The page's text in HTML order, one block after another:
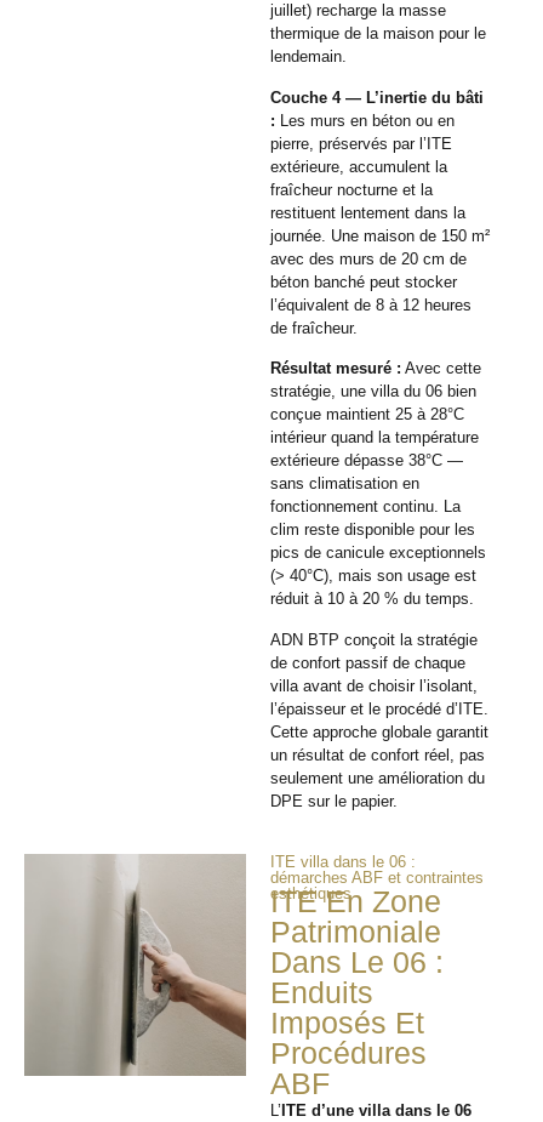
juillet) recharge la masse
thermique de la maison pour le
lendemain.
Couche 4 — L’inertie du bâti
: Les murs en béton ou en
pierre, préservés par l’ITE
extérieure, accumulent la
fraîcheur nocturne et la
restituent lentement dans la
journée. Une maison de 150 m²
avec des murs de 20 cm de
béton banché peut stocker
l’équivalent de 8 à 12 heures
de fraîcheur.
Résultat mesuré : Avec cette
stratégie, une villa du 06 bien
conçue maintient 25 à 28°C
intérieur quand la température
extérieure dépasse 38°C —
sans climatisation en
fonctionnement continu. La
clim reste disponible pour les
pics de canicule exceptionnels
(> 40°C), mais son usage est
réduit à 10 à 20 % du temps.
ADN BTP conçoit la stratégie
de confort passif de chaque
villa avant de choisir l’isolant,
l’épaisseur et le procédé d’ITE.
Cette approche globale garantit
un résultat de confort réel, pas
seulement une amélioration du
DPE sur le papier.
ITE villa dans le 06 :
démarches ABF et contraintes
esthétiques
ITE En Zone
Patrimoniale
Dans Le 06 :
Enduits
Imposés Et
Procédures
ABF
L’ ITE d’une villa dans le 06